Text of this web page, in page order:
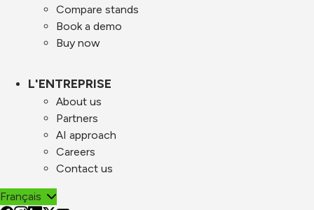
Compare stands
Book a demo
Buy now
L'ENTREPRISE
About us
Partners
AI approach
Careers
Contact us
Français